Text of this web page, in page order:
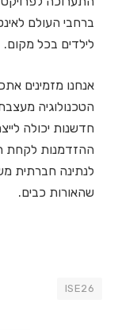
ברחבי העולם
לילדים בכל מקום.
הטכנולוגיה
חדשנות יכולה
ההזדמנות לקחת
לנתינה חברתית
שהאורות כבים.
ISE26